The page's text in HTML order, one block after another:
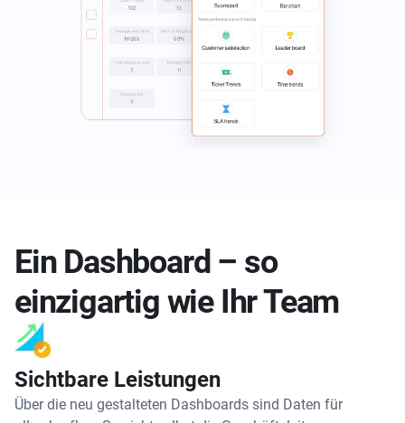
Ein Dashboard – so
einzigartig wie Ihr Team
Sichtbare Leistungen
Über die neu gestalteten Dashboards sind Daten für